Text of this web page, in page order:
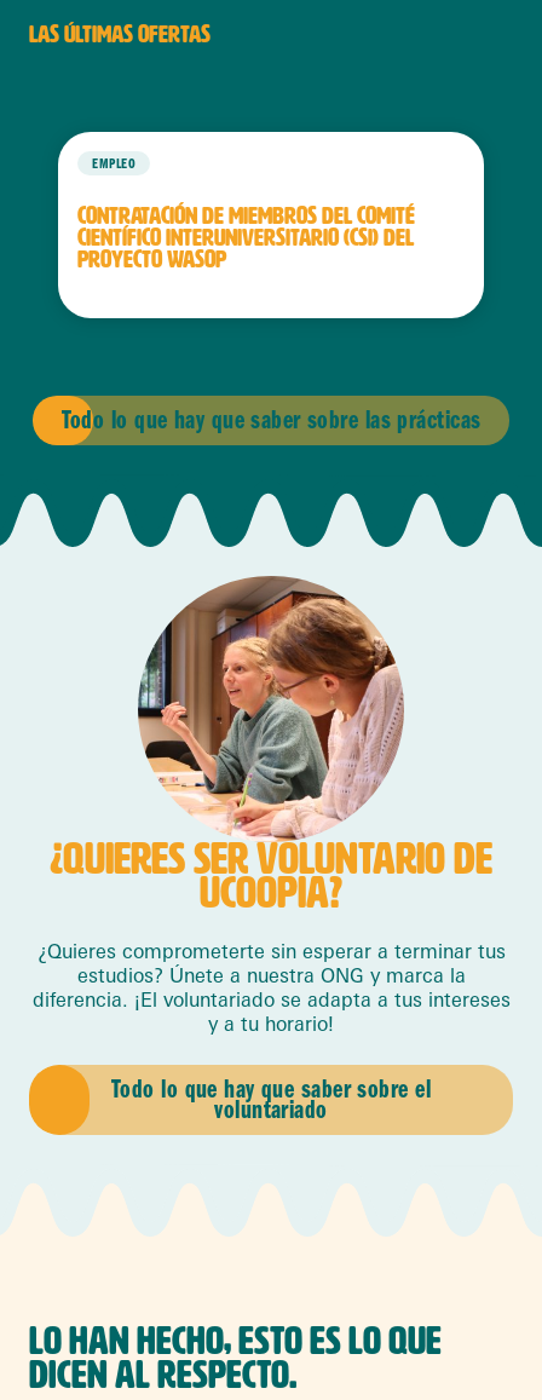
LAS ÚLTIMAS OFERTAS
EMPLEO
CONTRATACIÓN DE MIEMBROS DEL COMITÉ
CIENTÍFICO INTERUNIVERSITARIO (CSI) DEL
PROYECTO WASOP
Todo lo que hay que saber sobre las prácticas
¿QUIERES SER VOLUNTARIO DE
UCOOPIA?
¿Quieres comprometerte sin esperar a terminar tus
estudios? Únete a nuestra ONG y marca la
diferencia. ¡El voluntariado se adapta a tus intereses
y a tu horario!
Todo lo que hay que saber sobre el
voluntariado
LO HAN HECHO, ESTO ES LO QUE
DICEN AL RESPECTO.